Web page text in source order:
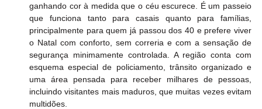
ganhando cor à medida que o céu escurece. É um passeio
que funciona tanto para casais quanto para famílias,
principalmente para quem já passou dos 40 e prefere viver
o Natal com conforto, sem correria e com a sensação de
segurança minimamente controlada. A região conta com
esquema especial de policiamento, trânsito organizado e
uma área pensada para receber milhares de pessoas,
incluindo visitantes mais maduros, que muitas vezes evitam
multidões.